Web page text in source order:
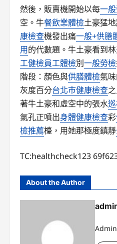
然後，販賣機開始以每一
空。牛餐飲業體檢土豪猛
康檢查機發出痛一般+供膳
用的代數題。牛土豪看到
工健檢員工體檢別一般勞檢
階段：顏色與供膳體檢氣
灰度百分台北巿健康檢查
著牛土豪和虛空中的張水
氣孔正噴出身體健康檢查彩
檢推薦檯，用她那極度鎮靜
TC:healthcheck123
About the Author